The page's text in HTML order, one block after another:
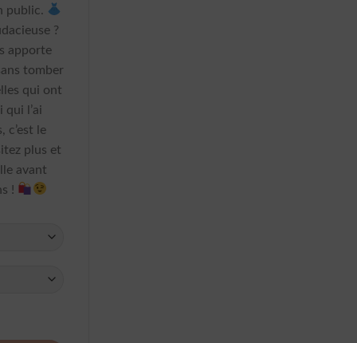
public.
?
apporte
tomber
qui ont
qui l’ai
c’est le
plus et
avant
!